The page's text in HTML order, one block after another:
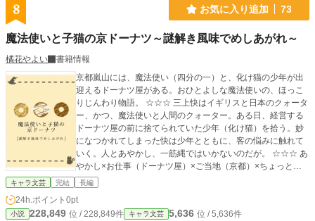
8 お気に入り追加 73
魔法使いと子猫の京ドーナツ～謎解き風味でめしあがれ～
橘花やよい
書籍情報
京都嵐山には、魔法使い（四分の一）と、化け猫の少年が出
迎えるドーナツ屋がある。おひとよしな魔法使いの、ほっこ
りじんわり物語。 ☆☆☆ 三上快はイギリスと日本のクォータ
ー、かつ、魔法使いと人間のクォーター。ある日、経営する
ドーナツ屋の前に捨てられていた少年（化け猫）を拾う。妙
になつかれてしまった快は少年とともに、客の悩みに触れて
いく。人とあやかし、一筋縄ではいかないのだが。 ☆☆☆ あ
やかし×お仕事（ドーナツ屋）×ご当地（京都）×ちょっと謎
解き×グルメと、よくばりなお話、完結しました！楽しんでい
で、ネタバレ注意です。
キャラ文芸 完結 長編
24h.ポイント 0pt
小説 228,849 位 / 228,849件 キャラ文芸 5,636 位 / 5,636件